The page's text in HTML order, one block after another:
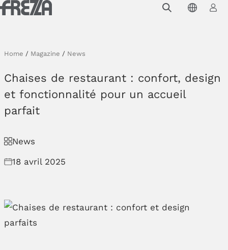
Skip to main content
Projets et inspirations
Frezza
Downloads
Home / Magazine / News
Chaises de restaurant : confort, design
et fonctionnalité pour un accueil
parfait
News
18 avril 2025